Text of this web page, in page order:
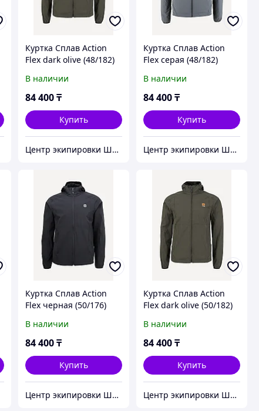
Куртка Сплав Action
Flex dark olive (48/182)
В наличии
84 400 ₸
Купить
Центр экипировки Штурм
Куртка Сплав Action
Flex серая (48/182)
В наличии
84 400₸
Купить
Центр экипировки Штурм
Куртка Сплав Action
Flex черная (50/176)
В наличии
84 400 ₸
Купить
Центр экипировки Штурм
Куртка Сплав Action
Flex dark olive (50/182)
В наличии
84 400₸
Купить
Центр экипировки Штурм